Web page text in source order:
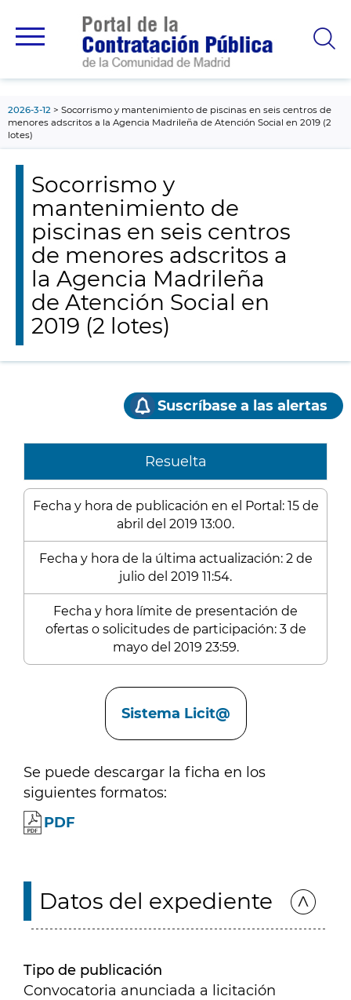
principal
2026-3-12
Socorrismo y mantenimiento de piscinas en seis centros de
menores adscritos a la Agencia Madrileña de Atención Social en 2019 (2
lotes)
Socorrismo y
mantenimiento de
piscinas en seis centros
de menores adscritos a
la Agencia Madrileña
de Atención Social en
2019 (2 lotes)
Suscríbase a las alertas
Resuelta
Fecha y hora de publicación en el Portal: 15 de
abril del 2019 13:00.
Fecha y hora de la última actualización: 2 de
julio del 2019 11:54.
Fecha y hora límite de presentación de
ofertas o solicitudes de participación: 3 de
mayo del 2019 23:59.
Sistema Licit@
Se puede descargar la ficha en los
siguientes formatos:
PDF
Datos del expediente
Tipo de publicación
Convocatoria anunciada a licitación